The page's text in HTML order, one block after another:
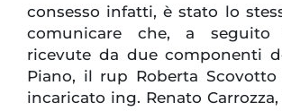
consesso infatti, è stato lo
comunicare che, a seguito
ricevute da due componenti
Piano, il rup Roberta
incaricato ing. Renato Carrozza,